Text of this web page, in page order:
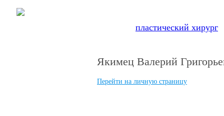
пластический хирург
Якимец Валерий
Перейти на личную страницу